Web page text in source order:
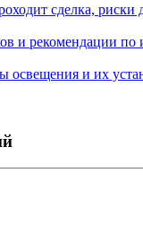
сделка,
и рекомендации по
и их